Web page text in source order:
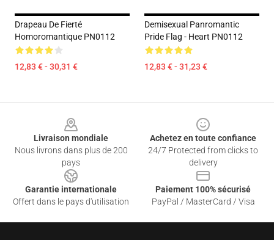
Drapeau De Fierté
Homoromantique PN0112
12,83 € - 30,31 €
Demisexual Panromantic
Pride Flag - Heart PN0112
12,83 € - 31,23 €
Livraison mondiale
Nous livrons dans plus de 200
pays
Achetez en toute confiance
24/7 Protected from clicks to
delivery
Garantie internationale
Offert dans le pays d'utilisation
Paiement 100% sécurisé
PayPal / MasterCard / Visa